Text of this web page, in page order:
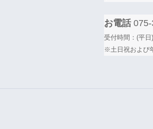
お電話075-
受付時間：(平
※土日祝および